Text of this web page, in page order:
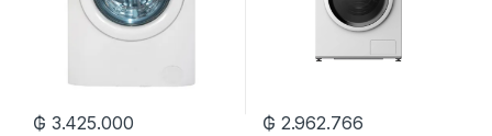
₲ 3.425.000 ₲ 2.962.766